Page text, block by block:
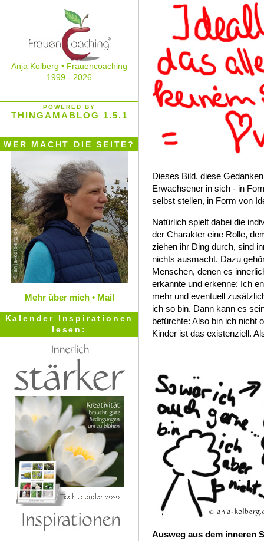
Dieses Bild, diese
Erwachsener in sich - in
selbst stellen, in Form von
Natürlich spielt dabei die
der Charakter eine Rolle,
ziehen ihr Ding durch, sind
nichts ausmacht. Dazu
Menschen, denen es
erkannte und erkenne: Ich
mehr und eventuell
ich so bin. Dann kann es
befürchte: Also bin ich nicht
Kinder ist das existenziell.
Ausweg aus dem inneren
Anja Kolberg • Frauencoaching
1999 - 2026
POWERED BY
THINGAMABLOG 1.5.1
WER MACHT DIE SEITE?
Mehr über mich • Mail
Kalender Inspirationen
lesen: